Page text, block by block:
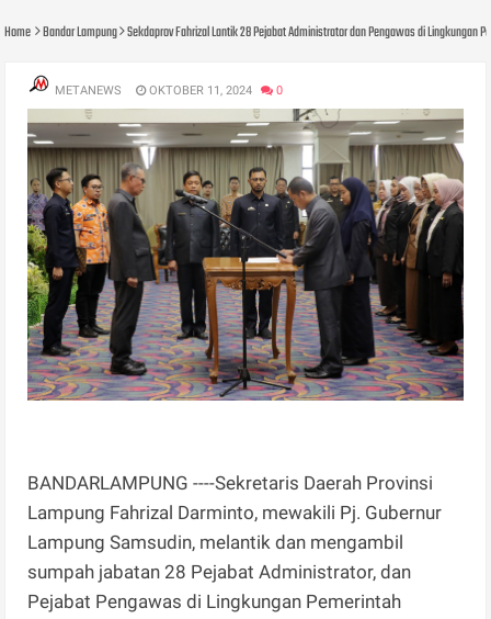
Home Bandar Lampung Sekdaprov Fahrizal Lantik 28 Pejabat Administrator dan Pengawas di Lingkungan
METANEWS OKTOBER 11, 2024 0
BANDARLAMPUNG ----Sekretaris Daerah Provinsi
Lampung Fahrizal Darminto, mewakili Pj. Gubernur
Lampung Samsudin, melantik dan mengambil
sumpah jabatan 28 Pejabat Administrator, dan
Pejabat Pengawas di Lingkungan Pemerintah